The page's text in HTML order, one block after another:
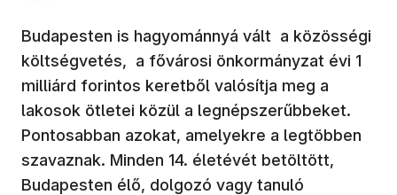
Budapesten is hagyománnyá vált a közösségi
költségvetés, a fővárosi önkormányzat évi 1
milliárd forintos keretből valósítja meg a
lakosok ötletei közül a legnépszerűbbeket.
Pontosabban azokat, amelyekre a legtöbben
szavaznak. Minden 14. életévét betöltött,
Budapesten élő, dolgozó vagy tanuló